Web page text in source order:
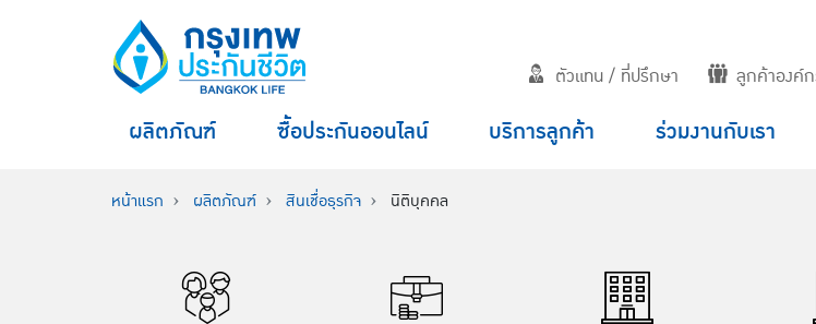
ตัวแทน / ที่ปรึกษา ลูกค้าองค์
ผลิตภัณฑ์ ซื้อประกันออนไลน์ บริการลูกค้า ร่วมงานกับเรา
หน้าแรก ผลิตภัณฑ์ สินเชื่อธุรกิจ นิติบุคคล